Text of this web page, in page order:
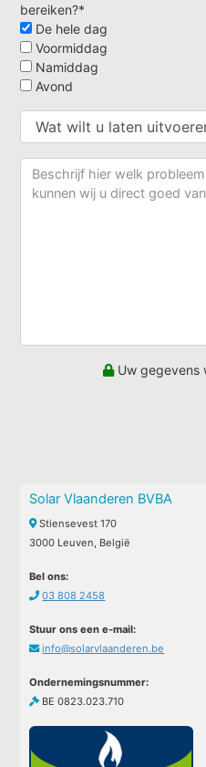
bereiken?*
De hele dag
Voormiddag
Namiddag
Avond
Uw gegevens
Solar Vlaanderen BVBA
Stiensevest 170
3000 Leuven, België
Bel ons:
03 808 2458
Stuur ons een e-mail:
info@solarvlaanderen.be
Ondernemingsnummer:
BE 0823.023.710